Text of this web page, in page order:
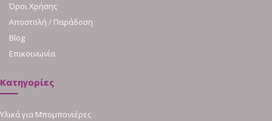
Όροι Χρήσης
Αποστολή / Παράδοση
Blog
Επικοινωνία
Κατηγορίες
Υλικά για Μπομπονιέρες